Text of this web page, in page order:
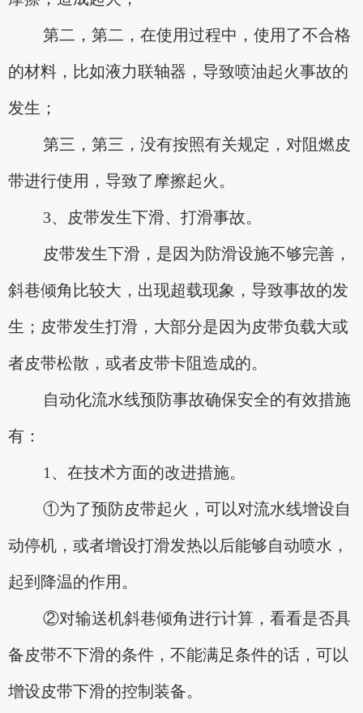
第二，第二，在使用过程中，使用了不合格
的材料，比如液力联轴器，导致喷油起火事故的
发生；
第三，第三，没有按照有关规定，对阻燃皮
带进行使用，导致了摩擦起火。
3、皮带发生下滑、打滑事故。
皮带发生下滑，是因为防滑设施不够完善，
斜巷倾角比较大，出现超载现象，导致事故的发
生；皮带发生打滑，大部分是因为皮带负载大或
者皮带松散，或者皮带卡阻造成的。
自动化流水线预防事故确保安全的有效措施
有：
1、在技术方面的改进措施。
①为了预防皮带起火，可以对流水线增设自
动停机，或者增设打滑发热以后能够自动喷水，
起到降温的作用。
②对输送机斜巷倾角进行计算，看看是否具
备皮带不下滑的条件，不能满足条件的话，可以
增设皮带下滑的控制装备。